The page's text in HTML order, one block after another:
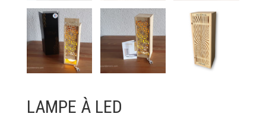
LAMPE À LED